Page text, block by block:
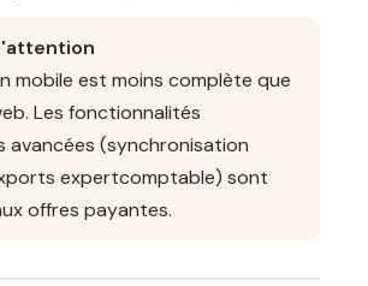
mobile est moins complète que
Les fonctionnalités
avancées (synchronisation
expertcomptable) sont
offres payantes.